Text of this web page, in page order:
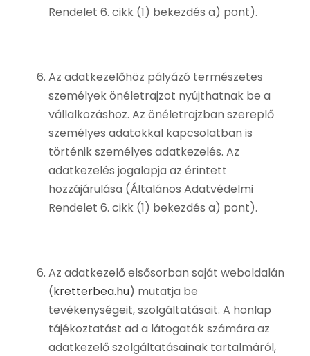
Rendelet 6. cikk (1) bekezdés a) pont).
Az adatkezelőhöz pályázó természetes
személyek önéletrajzot nyújthatnak be a
vállalkozáshoz. Az önéletrajzban szereplő
személyes adatokkal kapcsolatban is
történik személyes adatkezelés. Az
adatkezelés jogalapja az érintett
hozzájárulása (Általános Adatvédelmi
Rendelet 6. cikk (1) bekezdés a) pont).
Az adatkezelő elsősorban saját weboldalán
(kretterbea.hu) mutatja be
tevékenységeit, szolgáltatásait. A honlap
tájékoztatást ad a látogatók számára az
adatkezelő szolgáltatásainak tartalmáról,